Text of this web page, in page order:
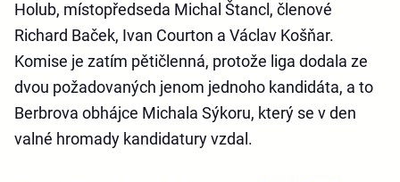
Holub, místopředseda Michal Štancl, členové
Richard Baček, Ivan Courton a Václav Košňar.
Komise je zatím pětičlenná, protože liga dodala ze
dvou požadovaných jenom jednoho kandidáta, a to
Berbrova obhájce Michala Sýkoru, který se v den
valné hromady kandidatury vzdal.